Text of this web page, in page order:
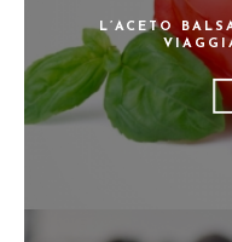
L’ACETO